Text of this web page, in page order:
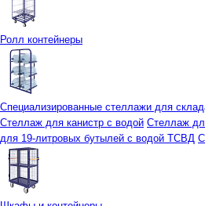
Ролл контейнеры
Специализированные стеллажи для
Стеллаж для канистр с водой Стеллаж
для 19-литровых бутылей с водой ТСВД